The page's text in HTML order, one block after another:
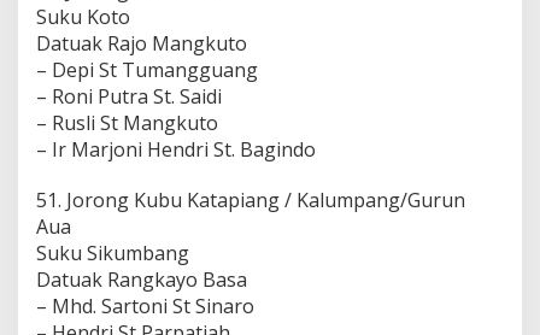
Suku Koto
Datuak Rajo Mangkuto
– Depi St Tumangguang
– Roni Putra St. Saidi
– Rusli St Mangkuto
– Ir Marjoni Hendri St. Bagindo
51. Jorong Kubu Katapiang / Kalumpang/Gurun
Aua
Suku Sikumbang
Datuak Rangkayo Basa
– Mhd. Sartoni St Sinaro